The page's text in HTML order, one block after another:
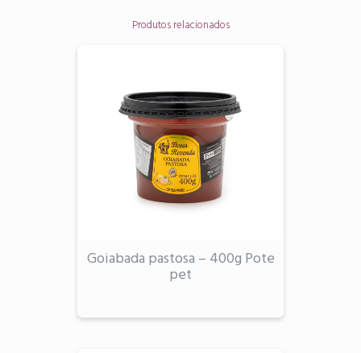
Produtos relacionados
Goiabada pastosa – 400g Pote
pet